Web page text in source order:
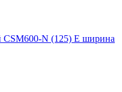
CSM600-N (125) E ширина